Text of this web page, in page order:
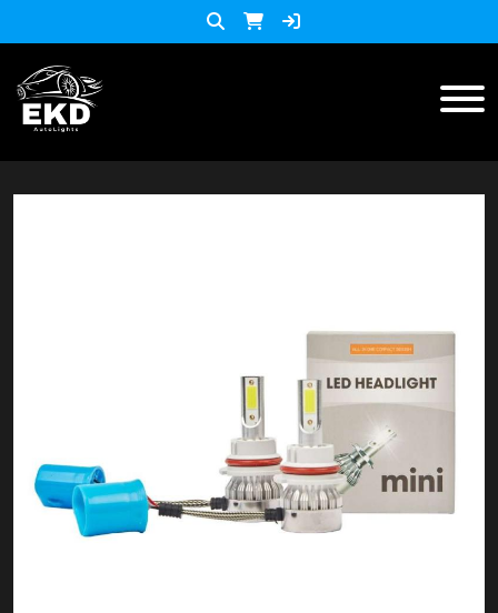
accesorios para celulares
Accesorios y herramientas
Audio
Barras